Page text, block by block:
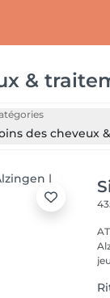
&
des cheveux
ATTENTION
Alzingen Nous